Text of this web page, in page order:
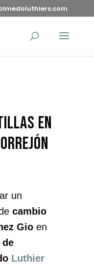
en
un
cambio
Gioen
de
Luthier